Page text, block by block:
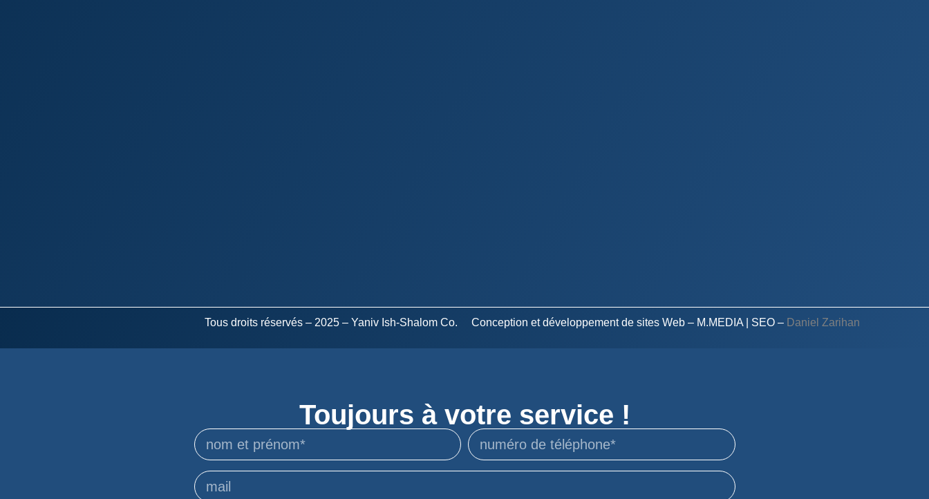
Tous droits réservés – 2025 – Yaniv Ish-Shalom Co. Conception et développement de sites Web – M.MEDIA | SEO – Daniel Zarihan
Toujours à votre service !